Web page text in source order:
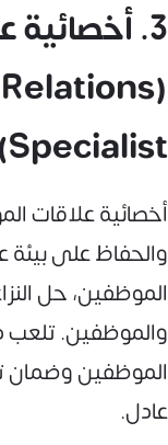
3.
Specialist)
أخصائية علاقات
والحفاظ على بيئة
الموظفين، حل
والموظفين. تلعب
الموظفين وضمان
عادل.